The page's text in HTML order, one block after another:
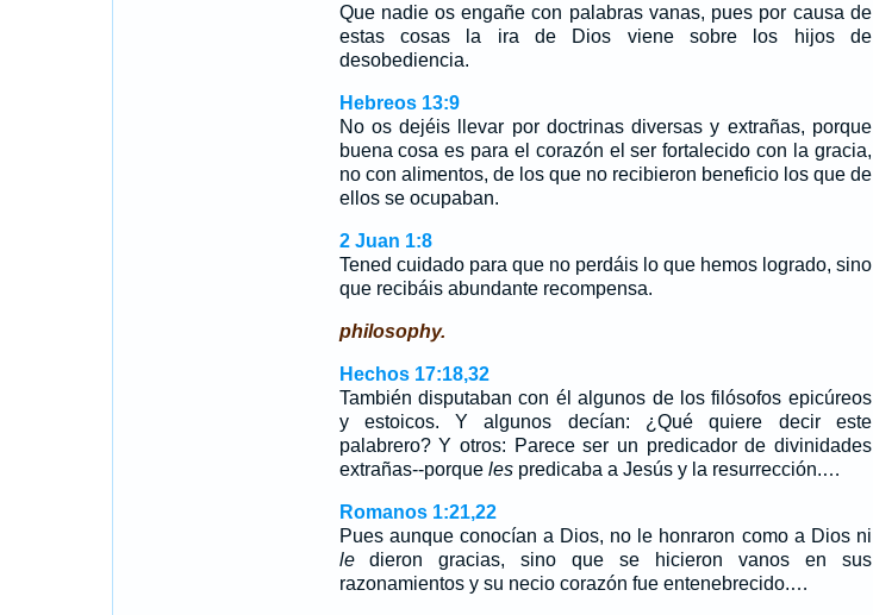
Que nadie os engañe con palabras vanas, pues por causa de
estas cosas la ira de Dios viene sobre los hijos de
desobediencia.
Hebreos 13:9
No os dejéis llevar por doctrinas diversas y extrañas, porque
buena cosa es para el corazón el ser fortalecido con la gracia,
no con alimentos, de los que no recibieron beneficio los que de
ellos se ocupaban.
2 Juan 1:8
Tened cuidado para que no perdáis lo que hemos logrado, sino
que recibáis abundante recompensa.
philosophy.
Hechos 17:18,32
También disputaban con él algunos de los filósofos epicúreos
y estoicos. Y algunos decían: ¿Qué quiere decir este
palabrero? Y otros: Parece ser un predicador de divinidades
extrañas--porque lespredicaba a Jesús y la resurrección.…
Romanos 1:21,22
Pues aunque conocían a Dios, no le honraron como a Dios ni
ledieron gracias, sino que se hicieron vanos en sus
razonamientos y su necio corazón fue entenebrecido.…